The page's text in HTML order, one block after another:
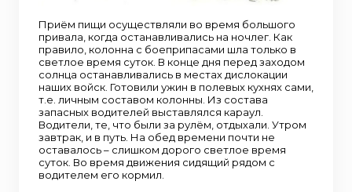
Приём пищи осуществляли во время большого
привала, когда останавливались на ночлег. Как
правило, колонна с боеприпасами шла только в
светлое время суток. В конце дня перед заходом
солнца останавливались в местах дислокации
наших войск. Готовили ужин в полевых кухнях сами,
т.е. личным составом колонны. Из состава
запасных водителей выставлялся караул.
Водители, те, что были за рулём, отдыхали. Утром
завтрак, и в путь. На обед времени почти не
оставалось – слишком дорого светлое время
суток. Во время движения сидящий рядом с
водителем его кормил.